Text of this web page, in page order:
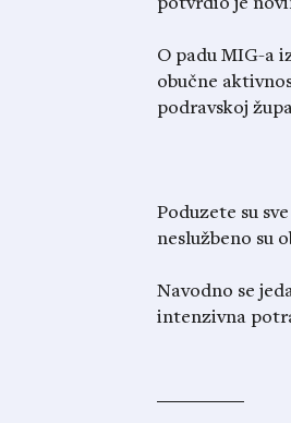
potvrdio je
O padu MIG-a
obučne
podravskoj
Poduzete su
neslužbeno su
Navodno se
intenzivna